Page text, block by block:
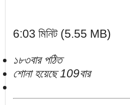
6:03 মিনিট (5.55 MB)
১৮৩বার পঠিত
শোনা হয়েছে 109বার